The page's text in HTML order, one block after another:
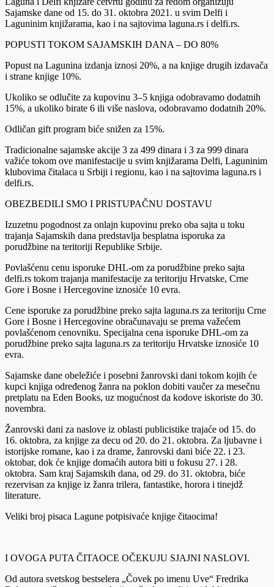
Sajamske dane od 15. do 31. oktobra 2021. u svim Delfi i
Laguninim knjižarama, kao i na sajtovima laguna.rs i delfi.rs.
POPUSTI TOKOM SAJAMSKIH DANA – DO 80%
Popust na Lagunina izdanja iznosi 20%, a na knjige drugih izdavača
i strane knjige 10%.
Ukoliko se odlučite za kupovinu 3–5 knjiga odobravamo dodatnih
15%, a ukoliko birate 6 ili više naslova, odobravamo dodatnih 20%.
Odličan gift program biće snižen za 15%.
Tradicionalne sajamske akcije 3 za 499 dinara i 3 za 999 dinara
važiće tokom ove manifestacije u svim knjižarama Delfi, Laguninim
klubovima čitalaca u Srbiji i regionu, kao i na sajtovima laguna.rs i
delfi.rs.
OBEZBEDILI SMO I PRISTUPAČNU DOSTAVU
Izuzetnu pogodnost za onlajn kupovinu preko oba sajta u toku
trajanja Sajamskih dana predstavlja besplatna isporuka za
porudžbine na teritoriji Republike Srbije.
Povlašćenu cenu isporuke DHL-om za porudžbine preko sajta
delfi.rs tokom trajanja manifestacije za teritoriju Hrvatske, Crne
Gore i Bosne i Hercegovine iznosiće 10 evra.
Cene isporuke za porudžbine preko sajta laguna.rs za teritoriju Crne
Gore i Bosne i Hercegovine obračunavaju se prema važećem
povlašćenom cenovniku. Specijalna cena isporuke DHL-om za
porudžbine preko sajta laguna.rs za teritoriju Hrvatske iznosiće 10
evra.
Sajamske dane obeležiće i posebni žanrovski dani tokom kojih će
kupci knjiga određenog žanra na poklon dobiti vaučer za mesečnu
pretplatu na Eden Books, uz mogućnost da kodove iskoriste do 30.
novembra.
Žanrovski dani za naslove iz oblasti publicistike trajaće od 15. do
16. oktobra, za knjige za decu od 20. do 21. oktobra. Za ljubavne i
istorijske romane, kao i za drame, žanrovski dani biće 22. i 23.
oktobar, dok će knjige domaćih autora biti u fokusu 27. i 28.
oktobra. Sam kraj Sajamskih dana, od 29. do 31. oktobra, biće
rezervisan za knjige iz žanra trilera, fantastike, horora i tinejdž
literature.
Veliki broj pisaca Lagune potpisivaće knjige čitaocima!
I OVOGA PUTA ČITAOCE OČEKUJU SJAJNI NASLOVI.
Od autora svetskog bestselera „Čovek po imenu Uve“ Fredrika